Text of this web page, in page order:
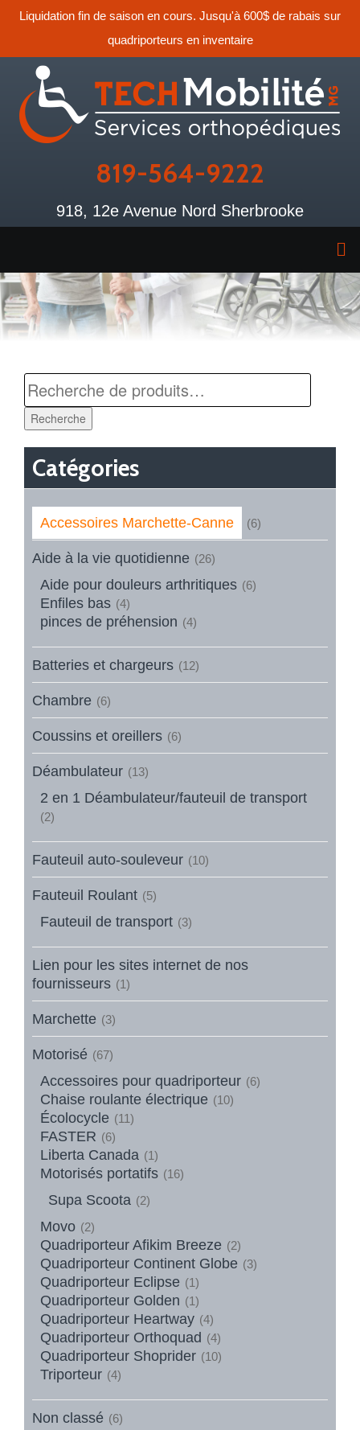
Liquidation fin de saison en cours. Jusqu'à 600$ de rabais sur
quadriporteurs en inventaire
819-564-9222
918, 12e Avenue Nord Sherbrooke
Recherche
Catégories
Accessoires Marchette-Canne (6)
Aide à la vie quotidienne (26)
Aide pour douleurs arthritiques (6)
Enfiles bas (4)
pinces de préhension (4)
Batteries et chargeurs (12)
Chambre (6)
Coussins et oreillers (6)
Déambulateur (13)
2 en 1 Déambulateur/fauteuil de transport
(2)
Fauteuil auto-souleveur (10)
Fauteuil Roulant (5)
Fauteuil de transport (3)
Lien pour les sites internet de nos
fournisseurs (1)
Marchette (3)
Motorisé (67)
Accessoires pour quadriporteur (6)
Chaise roulante électrique (10)
Écolocycle (11)
FASTER (6)
Liberta Canada (1)
Motorisés portatifs (16)
Supa Scoota (2)
Movo (2)
Quadriporteur Afikim Breeze (2)
Quadriporteur Continent Globe (3)
Quadriporteur Eclipse (1)
Quadriporteur Golden (1)
Quadriporteur Heartway (4)
Quadriporteur Orthoquad (4)
Quadriporteur Shoprider (10)
Triporteur (4)
Non classé (6)